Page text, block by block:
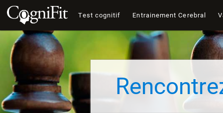
Test cognitif Entrainement Cerebral